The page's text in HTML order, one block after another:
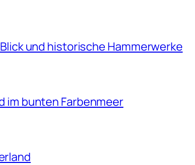
und historische Hammerwerke
im bunten Farbenmeer